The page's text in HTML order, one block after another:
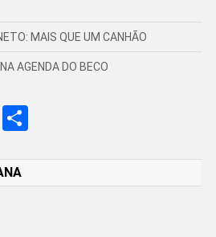
MAIS QUE UM CANHÃO
AGENDA DO BECO
Share